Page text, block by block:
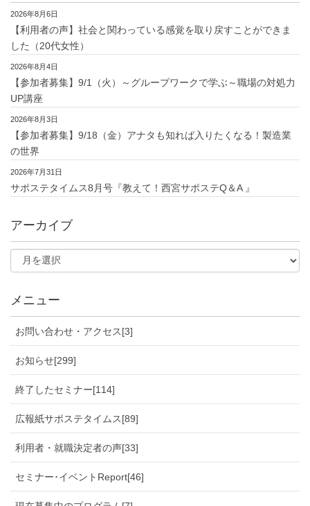
2026年8月6日
【利用者の声】社会と関わっている感覚を取り戻すことができま
した（20代女性）
2026年8月4日
【参加者募集】9/1（火）～グループワークで学ぶ～職場の対処力
UP講座
2026年8月3日
【参加者募集】9/18（金）アナタも知れば入りたくなる！製造業
の世界
2026年7月31日
サポステタイムス8月号『教えて！西宮サポステQ＆A 』
アーカイブ
メニュー
お問い合わせ・アクセス[3]
お知らせ[299]
終了したセミナー[114]
広報紙サポステタイムス[89]
利用者・就職決定者の声[33]
セミナー･イベントReport[46]